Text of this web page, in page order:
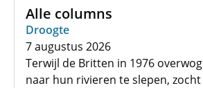
Alle columns
Droogte
7 augustus 2026
Terwijl de Britten in 1976
naar hun rivieren te slepen,